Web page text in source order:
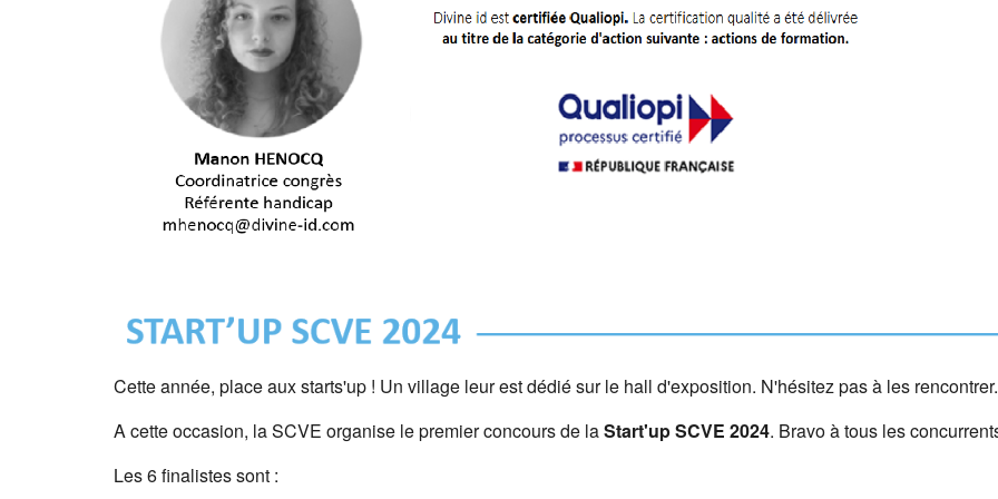
Cette année, place aux starts'up ! Un village leur est dédié sur le hall d'exposition. N'hésitez pas à les rencontrer.
A cette occasion, la SCVE organise le premier concours de laStart'up SCVE 2024. Bravo à tous les
Les 6 finalistes sont :